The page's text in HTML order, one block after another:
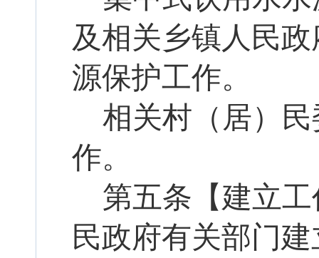
及相关乡镇人民
源保护工作。
相关村（居）
作。
第五条【建立
民政府有关部门